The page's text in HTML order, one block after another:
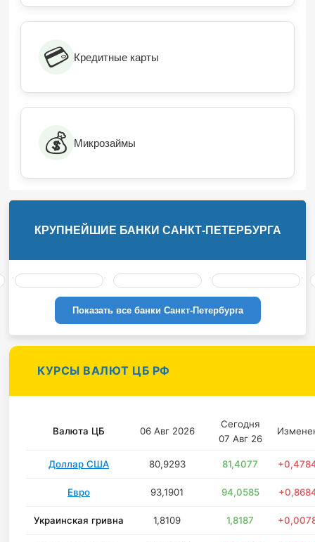
💳 Кредитные карты
💰 Микрозаймы
КРУПНЕЙШИЕ БАНКИ САНКТ-ПЕТЕРБУРГА
Показать все банки Санкт-Петербурга
КУРСЫ ВАЛЮТ ЦБ РФ
Валюта ЦБ 06 Авг 2026
Сегодня
07 Авг 26
Доллар США 80,9293 81,4077
Евро 93,1901 94,0585
Украинская гривна 1,8109 1,8187